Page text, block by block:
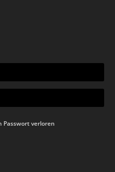
Passwort verloren